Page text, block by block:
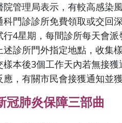
院管理局表示，有較高感染
科門診診所免費領取或交回
行4星期，每間診所每天會
述診所門外指定地點，收集
樣本後3個工作天內若無接
應，有關市民會接獲通知並
冠肺炎保障三部曲